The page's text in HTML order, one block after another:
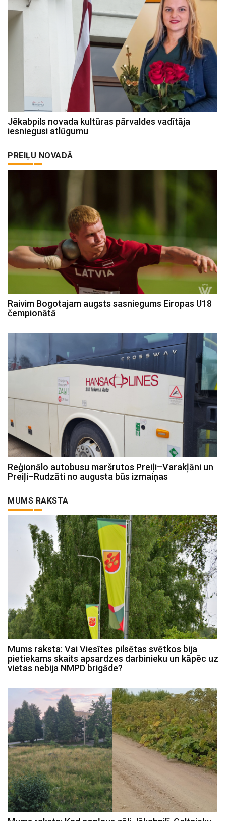
Jēkabpils novada kultūras pārvaldes vadītāja
iesniegusi atlūgumu
PREIĻU NOVADĀ
Raivim Bogotajam augsts sasniegums Eiropas U18
čempionātā
Reģionālo autobusu maršrutos Preiļi–Varakļāni un
Preiļi–Rudzāti no augusta būs izmaiņas
MUMS RAKSTA
Mums raksta: Vai Viesītes pilsētas svētkos bija
pietiekams skaits apsardzes darbinieku un kāpēc uz
vietas nebija NMPD brigāde?